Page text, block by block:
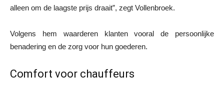
alleen om de laagste prijs draait”, zegt Vollenbroek.
Volgens hem waarderen klanten vooral de persoonlijke
benadering en de zorg voor hun goederen.
Comfort voor chauffeurs